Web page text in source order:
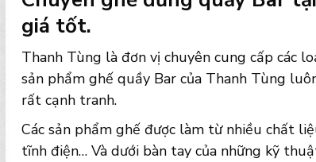
giá tốt.
Thanh Tùng là đơn vị chuyên cung cấp các
sản phẩm ghế quầy Bar của Thanh Tùng
rất cạnh tranh.
Các sản phẩm ghế được làm từ nhiều chất
tĩnh điện… Và dưới bàn tay của những kỹ